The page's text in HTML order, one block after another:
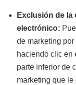
Exclusión de
electrónico:
de marketing
haciendo clic en
parte inferior de
marketing que le